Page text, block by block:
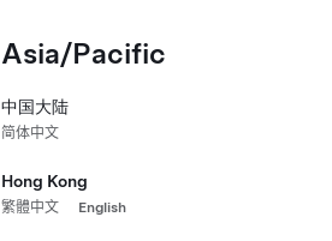
Asia/Pacific
中国大陆
简体中文
Hong Kong
繁體中文 English